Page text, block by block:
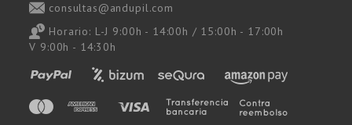
consultas@andupil.com
Horario: L-J 9:00h - 14:00h / 15:00h - 17:00h
V 9:00h - 14:30h